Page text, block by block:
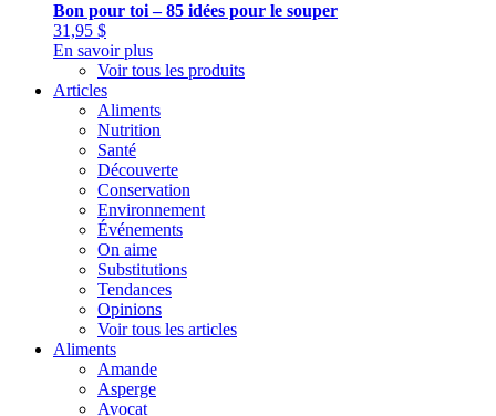
Bon pour toi – 85 idées pour le souper
31,95 $
En savoir plus
Voir tous les produits
Articles
Aliments
Nutrition
Santé
Découverte
Conservation
Environnement
Événements
On aime
Substitutions
Tendances
Opinions
Voir tous les articles
Aliments
Amande
Asperge
Avocat